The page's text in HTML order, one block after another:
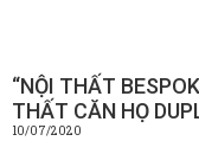
“NỘI THẤT
THẤT CĂN HỌ
10/07/2020